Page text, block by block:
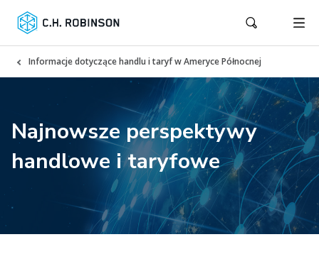
Informacje dotyczące handlu i taryf w Ameryce Północnej
Najnowsze perspektywy
handlowe i taryfowe